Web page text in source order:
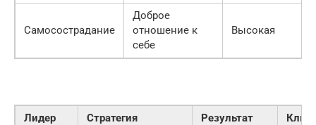
Самосострадание
Доброе
отношение к
себе
Высокая
Лидер Стратегия Результат